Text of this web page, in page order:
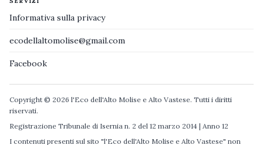
Informativa sulla privacy
ecodellaltomolise@gmail.com
Facebook
Copyright © 2026 l'Eco dell'Alto Molise e Alto Vastese. Tutti i diritti
riservati.
Registrazione Tribunale di Isernia n. 2 del 12 marzo 2014 | Anno 12
I contenuti presenti sul sito "l'Eco dell'Alto Molise e Alto Vastese" non